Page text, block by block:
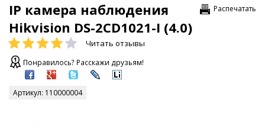
Распечатать
IP камера наблюдения
Hikvision DS-2CD1021-I (4.0)
Читать отзывы
Понравилось? Расскажи друзьям!
Артикул: 110000004